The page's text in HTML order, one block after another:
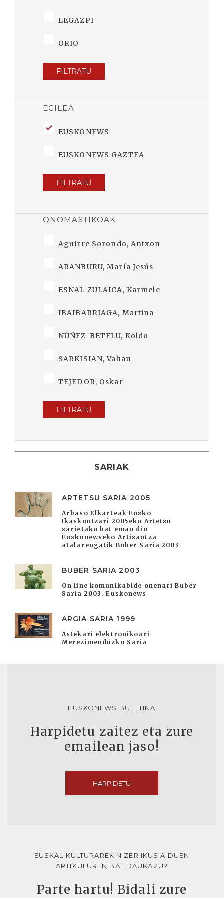
LEGAZPI
ORIO
FILTRATU
EGILEA
EUSKONEWS
EUSKONEWS GAZTEA
FILTRATU
ONOMASTIKOAK
Aguirre Sorondo, Antxon
ARANBURU, María Jesús
ESNAL ZULAICA, Karmele
IBAIBARRIAGA, Martina
NÚÑEZ-BETELU, Koldo
SARKISIAN, Vahan
TEJEDOR, Oskar
FILTRATU
SARIAK
ARTETSU SARIA 2005
Arbaso Elkarteak Eusko
Ikaskuntzari 2005eko Artetsu
sarietako bat eman dio
Euskonewseko Artisautza
atalarengatik Buber Saria 2003
BUBER SARIA 2003
On line komunikabide onenari Buber
Saria 2003. Euskonews
ARGIA SARIA 1999
Astekari elektronikoari
Merezimenduzko Saria
EUSKONEWS BULETINA
Harpidetu zaitez eta zure
emailean jaso!
HARPIDETU
EUSKAL KULTURAREKIN ZER IKUSIA DUEN
ARTIKULUREN BAT DAUKAZU?
Parte hartu! Bidali zure